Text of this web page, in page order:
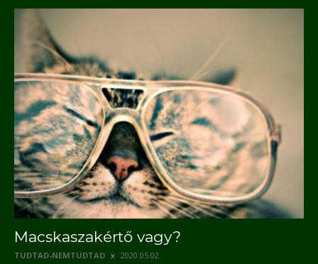
Macskaszakértő vagy?
TUDTAD-NEMTUDTAD 2020.05.02.